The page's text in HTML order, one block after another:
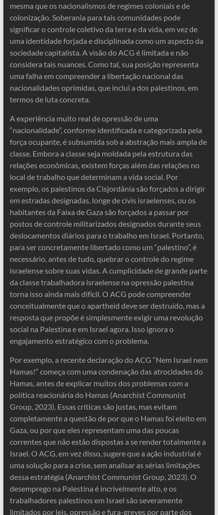
mesma que os nacionalismos de regimes coloniais e de
colonização. Soberania para tais comunidades pode
significar o controle coletivo da terra e da vida, em vez de
uma identidade forjada e disciplinada como um aspecto da
sociedade capitalista. A visão do ACG é limitada e não
considera tais nuances. Como tal, sua posição representa
uma falha em compreender a libertação nacional das
nacionalidades oprimidas, que inclui a dos palestinos, em
termos de luta concreta.
A experiência muito real de opressão de uma
“nacionalidade”, conforme identificada e categorizada pela
força ocupante, é subsumida sob a abstração mais ampla de
classe. Embora a classe seja moldada pela estrutura das
relações econômicas, existem forças além das relações no
local de trabalho que determinam a vida social. Por
exemplo, os palestinos da Cisjordânia são forçados a dirigir
em estradas designadas, longe de civis israelenses, ou os
habitantes da Faixa de Gaza são forçados a passar por
postos de controle militarizados designados durante seus
deslocamentos diários para o trabalho em Israel. Portanto,
para ser concretamente libertado como um “palestino”, é
necessário, antes de tudo, quebrar o controle do regime
israelense sobre suas vidas. A cumplicidade de grande parte
da classe trabalhadora israelense na opressão palestina
torna isso ainda mais difícil. O ACG pode compreender
conceitualmente que o apartheid deve ser destruído, mas a
resposta que propõe é simplesmente exigir uma revolução
social na Palestina e em Israel agora. Isso ignora o
engajamento estratégico com o problema.
Por exemplo, a recente declaração do ACG “Nem Israel nem
Hamas!” começa com uma condenação das atrocidades do
Hamas, antes de explicar muitos dos problemas com a
política reacionária do Hamas (Anarchist Communist
Group, 2023). Essas críticas são justas, mas evitam
completamente a questão de por que o Hamas foi eleito em
Gaza, ou por que eles representam uma das poucas
correntes que não estão dispostas a se render totalmente a
Israel. O ACG, em vez disso, sugere que a ação industrial é
uma solução para a crise, sem analisar as sérias limitações
dessa estratégia (Anarchist Communist Group, 2023). O
desemprego na Palestina é incrivelmente alto, e os
trabalhadores palestinos em Israel são severamente
limitados por leis, opressão e fura-greves por parte dos